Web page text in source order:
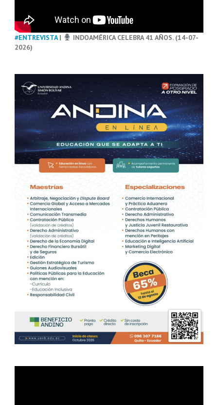
#ENTREVISTA|
INDOAMÉRICA CELEBRA 41 AÑOS. (14-07-
2026)